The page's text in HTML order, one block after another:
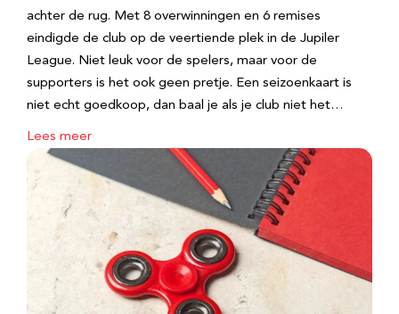
achter de rug. Met 8 overwinningen en 6 remises
eindigde de club op de veertiende plek in de Jupiler
League. Niet leuk voor de spelers, maar voor de
supporters is het ook geen pretje. Een seizoenkaart is
niet echt goedkoop, dan baal je als je club niet het…
Lees meer